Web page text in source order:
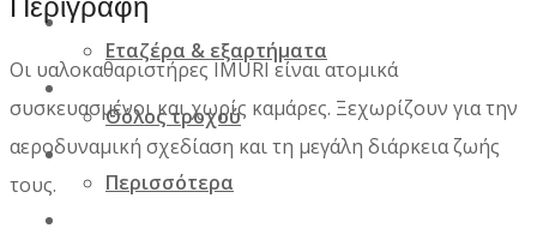
Εταζέρα & εξαρτήματα
Θόλος τροχού
Περισσότερα
Περιγραφή
Οι υαλοκαθαριστήρες IMURI είναι ατομικά
συσκευασμένοι και χωρίς καμάρες. Ξεχωρίζουν για την
αεροδυναμική σχεδίαση και τη μεγάλη διάρκεια ζωής
τους.